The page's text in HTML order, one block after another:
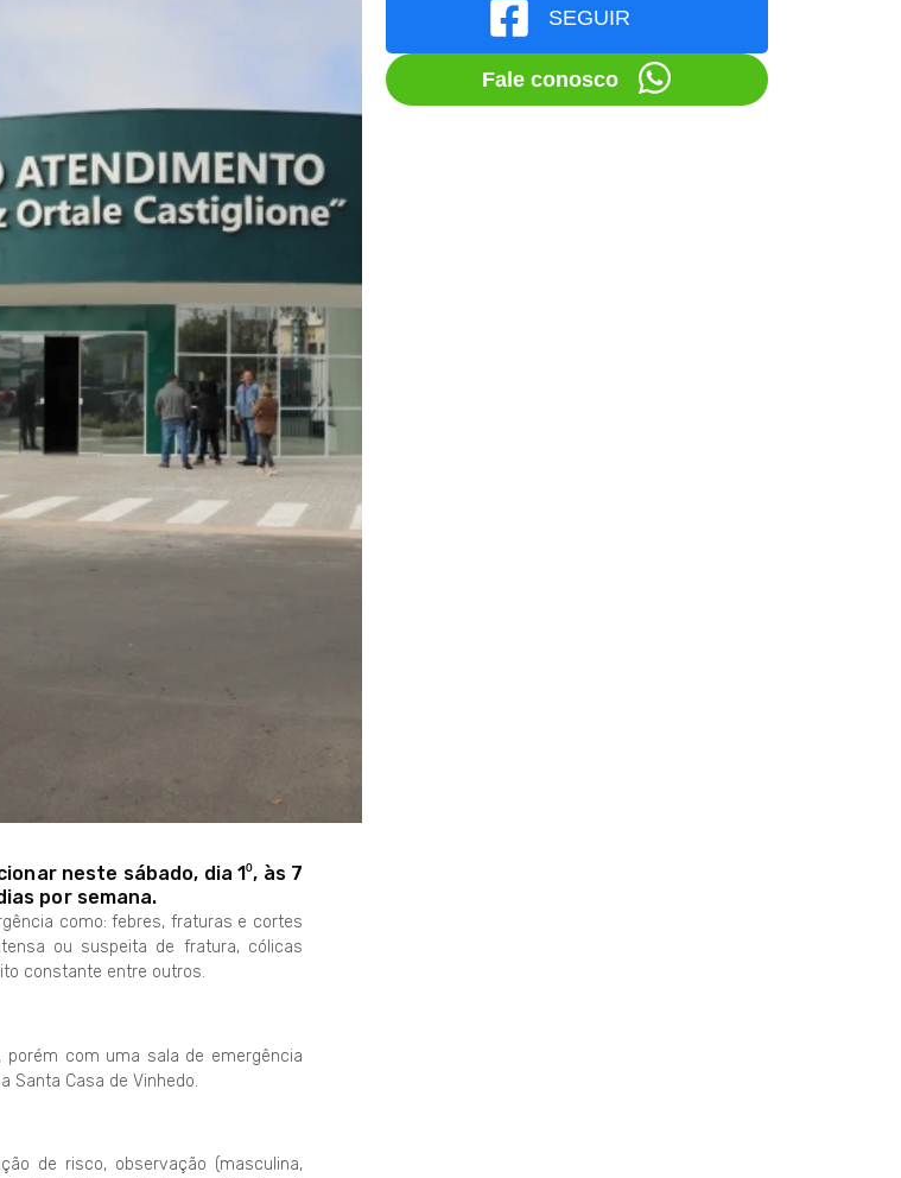
neste sábado, dia 1⁰, às 7
por semana.
como: febres, fraturas e cortes
ou suspeita de fratura, cólicas
constante entre outros.
porém com uma sala de emergência
Santa Casa de Vinhedo.
de risco, observação (masculina,
SEGUIR
Fale conosco